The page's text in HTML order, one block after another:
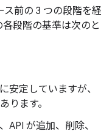
前の 3 つの段階を経
段階の基準は次のと
安定していますが、
ります。
API が追加、削除、